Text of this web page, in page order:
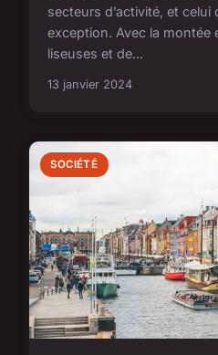
secteurs d’activité, et celui
exception. Avec la montée
liseuses et de...
13 janvier 2024
SOCIÉTÉ